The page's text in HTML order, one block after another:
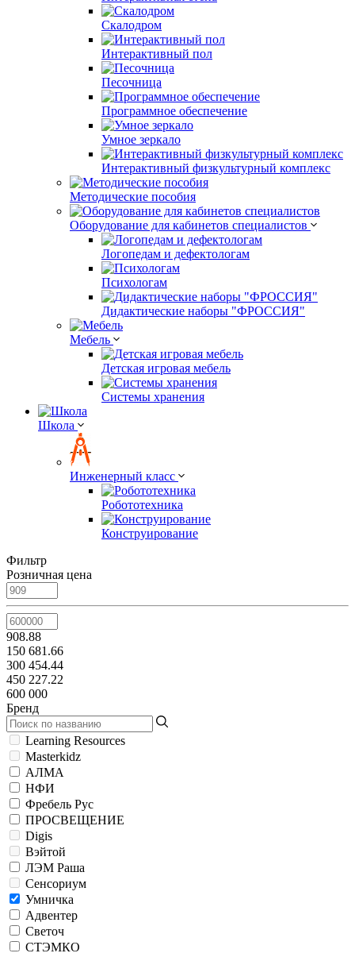
Скалодром
Интерактивный пол
Песочница
Программное обеспечение
Умное зеркало
Интерактивный физкультурный комплекс
Методические пособия
Оборудование для кабинетов специалистов
Логопедам и дефектологам
Психологам
Дидактические наборы "ФРОССИЯ"
Мебель
Детская игровая мебель
Системы хранения
Школа
Инженерный класс
Робототехника
Конструирование
Фильтр
Розничная цена
908.88
150 681.66
300 454.44
450 227.22
600 000
Бренд
Learning Resources
Masterkidz
АЛМА
НФИ
Фребель Рус
ПРОСВЕЩЕНИЕ
Digis
Вэйтой
ЛЭМ Раша
Сенсориум
Умничка
Адвентер
Светоч
СТЭМКО